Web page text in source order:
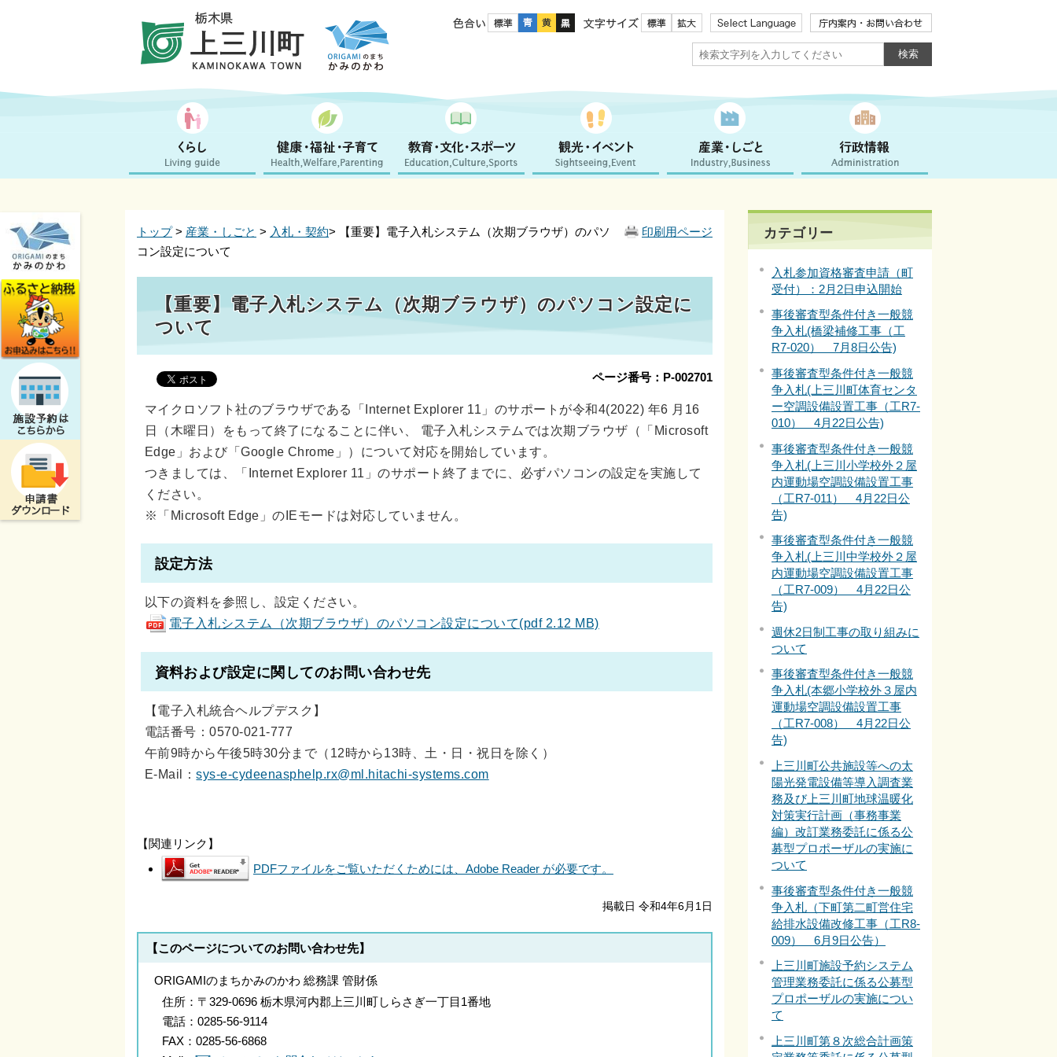
色合い 文字サイズ
印刷用ページ
トップ> 産業・しごと > 入札・契約> 【重要】電子入札システム（次期ブラウザ）のパソ
コン設定について
【重要】電子入札システム（次期ブラウザ）のパソコン設定に
ついて
ページ番号：P-002701
マイクロソフト社のブラウザである「Internet Explorer 11」のサポートが令和4(2022) 年6 月16
日（木曜日）をもって終了になることに伴い、 電子入札システムでは次期ブラウザ（「Microsoft
Edge」および「Google Chrome」）について対応を開始しています。
つきましては、「Internet Explorer 11」のサポート終了までに、必ずパソコンの設定を実施して
ください。
※「Microsoft Edge」のIEモードは対応していません。
設定方法
以下の資料を参照し、設定ください。
電子入札システム（次期ブラウザ）のパソコン設定について(pdf 2.12 MB)
資料および設定に関してのお問い合わせ先
【電子入札統合ヘルプデスク】
電話番号：0570-021-777
午前9時から午後5時30分まで（12時から13時、土・日・祝日を除く）
E-Mail：sys-e-cydeenasphelp.rx@ml.hitachi-systems.com
【関連リンク】
PDFファイルをご覧いただくためには、Adobe Reader が必要です。
掲載日 令和4年6月1日
【このページについてのお問い合わせ先】
ORIGAMIのまちかみのかわ 総務課 管財係
住所： 〒329-0696 栃木県河内郡上三川町しらさぎ一丁目1番地
電話： 0285-56-9114
FAX： 0285-56-6868
カテゴリー
入札参加資格審査申請（町
受付）：2月2日申込開始
事後審査型条件付き一般競
争入札(橋梁補修工事（工
R7-020） 7月8日公告)
事後審査型条件付き一般競
争入札(上三川町体育センタ
ー空調設備設置工事（工R7-
010） 4月22日公告)
事後審査型条件付き一般競
争入札(上三川小学校外２屋
内運動場空調設備設置工事
（工R7-011） 4月22日公
告)
事後審査型条件付き一般競
争入札(上三川中学校外２屋
内運動場空調設備設置工事
（工R7-009） 4月22日公
告)
週休2日制工事の取り組みに
ついて
事後審査型条件付き一般競
争入札(本郷小学校外３屋内
運動場空調設備設置工事
（工R7-008） 4月22日公
告)
上三川町公共施設等への太
陽光発電設備等導入調査業
務及び上三川町地球温暖化
対策実行計画（事務事業
編）改訂業務委託に係る公
募型プロポーザルの実施に
ついて
事後審査型条件付き一般競
争入札（下町第二町営住宅
給排水設備改修工事（工R8-
009） 6月9日公告）
上三川町施設予約システム
管理業務委託に係る公募型
プロポーザルの実施につい
て
上三川町第８次総合計画策